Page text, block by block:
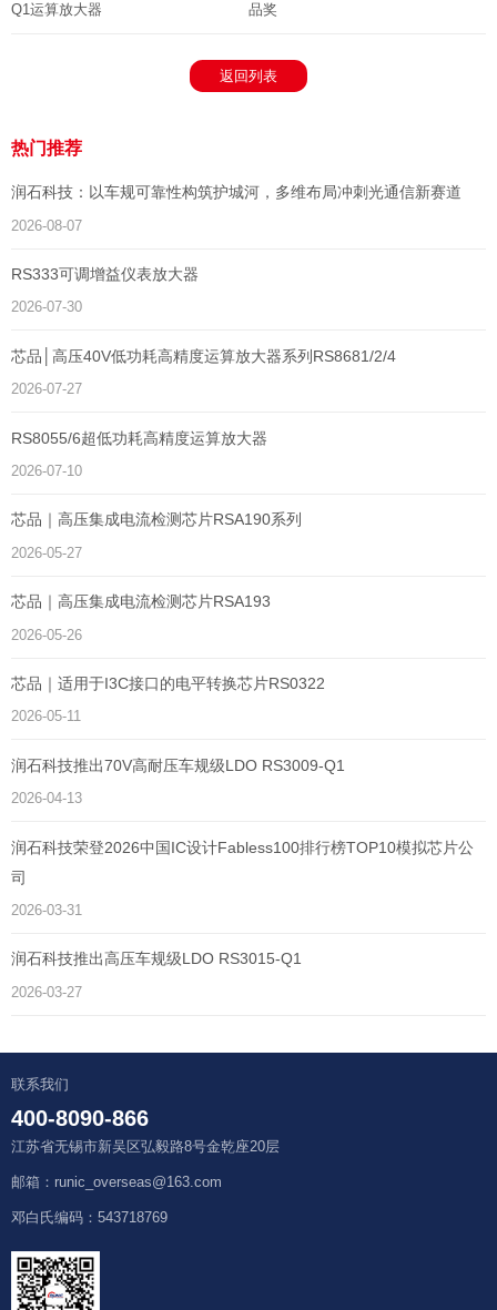
Q1运算放大器
品奖
返回列表
热门推荐
润石科技：以车规可靠性构筑护城河，多维布局冲刺光通信新赛道
2026-08-07
RS333可调增益仪表放大器
2026-07-30
芯品│高压40V低功耗高精度运算放大器系列RS8681/2/4
2026-07-27
RS8055/6超低功耗高精度运算放大器
2026-07-10
芯品｜高压集成电流检测芯片RSA190系列
2026-05-27
芯品｜高压集成电流检测芯片RSA193
2026-05-26
芯品｜适用于I3C接口的电平转换芯片RS0322
2026-05-11
润石科技推出70V高耐压车规级LDO RS3009-Q1
2026-04-13
润石科技荣登2026中国IC设计Fabless100排行榜TOP10模拟芯片公
司
2026-03-31
润石科技推出高压车规级LDO RS3015-Q1
2026-03-27
联系我们
400-8090-866
江苏省无锡市新吴区弘毅路8号金乾座20层
邮箱：runic_overseas@163.com
邓白氏编码：543718769